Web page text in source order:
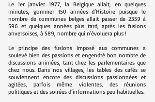
Le 1er janvier 1977, la Belgique allait, en quelques
minutes, gommer 150 années d’Histoire puisque le
nombre de communes belges allait passer de 2359 à
596 et quelques années plus tard, après les fusions
anversoises, à 589, nombre qui n'évoluera plus !
Le principe des fusions imposé aux communes a
soulevé bien des passions et engendré bon nombre de
discussions animées, tant chez les parlementaires que
chez nous. Dans nos villages, les tables des cafés se
souviennent encore des discussions passionnées et
agitées, parfois même violentes, des réunions
politiques et des soirées d’informations peu habituelles.